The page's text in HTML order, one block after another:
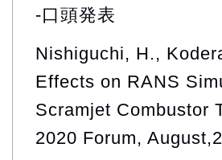
-口頭発表
Nishiguchi, H.,
Effects on RANS
Scramjet Combustor
2020 Forum,